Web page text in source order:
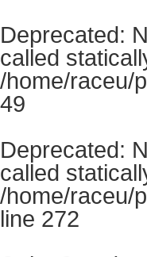
Deprecated:
called
/home/raceu/
49
Deprecated:
called
/home/raceu/
line 272